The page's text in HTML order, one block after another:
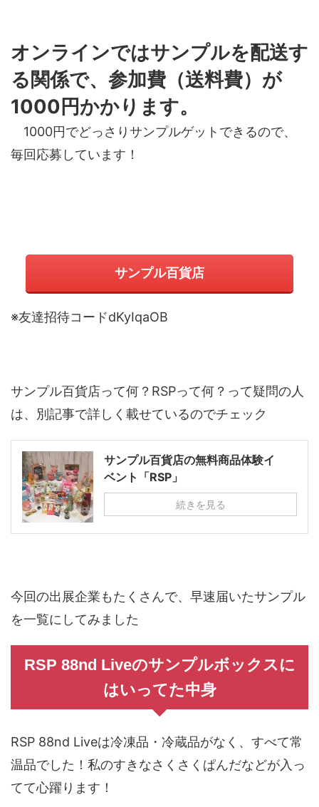
オンラインではサンプルを配送す
る関係で、参加費（送料費）が
1000円かかります。
1000円でどっさりサンプルゲットできるので、
毎回応募しています！
サンプル百貨店
※友達招待コードdKyIqaOB
サンプル百貨店って何？RSPって何？って疑問の人
は、別記事で詳しく載せているのでチェック
サンプル百貨店の無料商品体験イ
ベント「RSP」
続きを見る
今回の出展企業もたくさんで、早速届いたサンプル
を一覧にしてみました
RSP 88nd Liveのサンプルボックスに
はいってた中身
RSP 88nd Liveは冷凍品・冷蔵品がなく、すべて常
温品でした！私のすきなさくさくぱんだなどが入っ
てて心躍ります！